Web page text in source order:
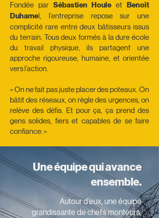
Fondée par Sébastien Houle etBenoît
Duhamel, l’entreprise repose sur une
complicité rare entre deux bâtisseurs issus
du terrain. Tous deux formés à la dure école
du travail physique, ils partagent une
approche rigoureuse, humaine, et orientée
vers l’action.
« On ne fait pas juste placer des poteaux. On
bâtit des réseaux, on règle des urgences, on
relève des défis. Et pour ça, ça prend des
gens solides, fiers et capables de se faire
confiance. »
Une équipe qui avance
ensemble.
Autour d’eux, une équipe
grandissante de chefs monteurs,